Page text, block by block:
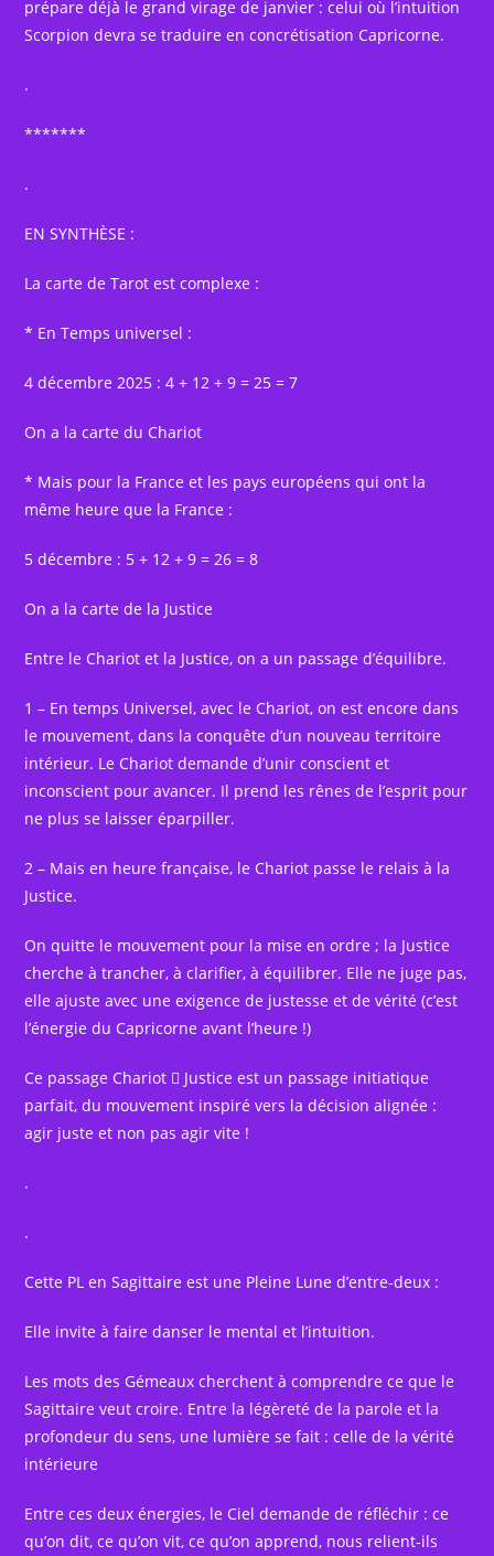
prépare déjà le grand virage de janvier : celui où l’intuition
Scorpion devra se traduire en concrétisation Capricorne.
.
*******
.
EN SYNTHÈSE :
La carte de Tarot est complexe :
* En Temps universel :
4 décembre 2025 : 4 + 12 + 9 = 25 = 7
On a la carte du Chariot
* Mais pour la France et les pays européens qui ont la
même heure que la France :
5 décembre : 5 + 12 + 9 = 26 = 8
On a la carte de la Justice
Entre le Chariot et la Justice, on a un passage d’équilibre.
1 – En temps Universel, avec le Chariot, on est encore dans
le mouvement, dans la conquête d’un nouveau territoire
intérieur. Le Chariot demande d’unir conscient et
inconscient pour avancer. Il prend les rênes de l’esprit pour
ne plus se laisser éparpiller.
2 – Mais en heure française, le Chariot passe le relais à la
Justice.
On quitte le mouvement pour la mise en ordre ; la Justice
cherche à trancher, à clarifier, à équilibrer. Elle ne juge pas,
elle ajuste avec une exigence de justesse et de vérité (c’est
l’énergie du Capricorne avant l’heure !)
Ce passage Chariot  Justice est un passage initiatique
parfait, du mouvement inspiré vers la décision alignée :
agir juste et non pas agir vite !
.
.
Cette PL en Sagittaire est une Pleine Lune d’entre-deux :
Elle invite à faire danser le mental et l’intuition.
Les mots des Gémeaux cherchent à comprendre ce que le
Sagittaire veut croire. Entre la légèreté de la parole et la
profondeur du sens, une lumière se fait : celle de la vérité
intérieure
Entre ces deux énergies, le Ciel demande de réfléchir : ce
qu’on dit, ce qu’on vit, ce qu’on apprend, nous relient-ils